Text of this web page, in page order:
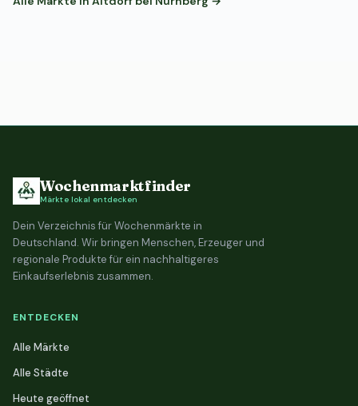
Wochenmarktfinder
Märkte lokal entdecken
Dein Verzeichnis für Wochenmärkte in
Deutschland. Wir bringen Menschen, Erzeuger und
regionale Produkte für ein nachhaltigeres
Einkaufserlebnis zusammen.
ENTDECKEN
Alle Märkte
Alle Städte
Heute geöffnet